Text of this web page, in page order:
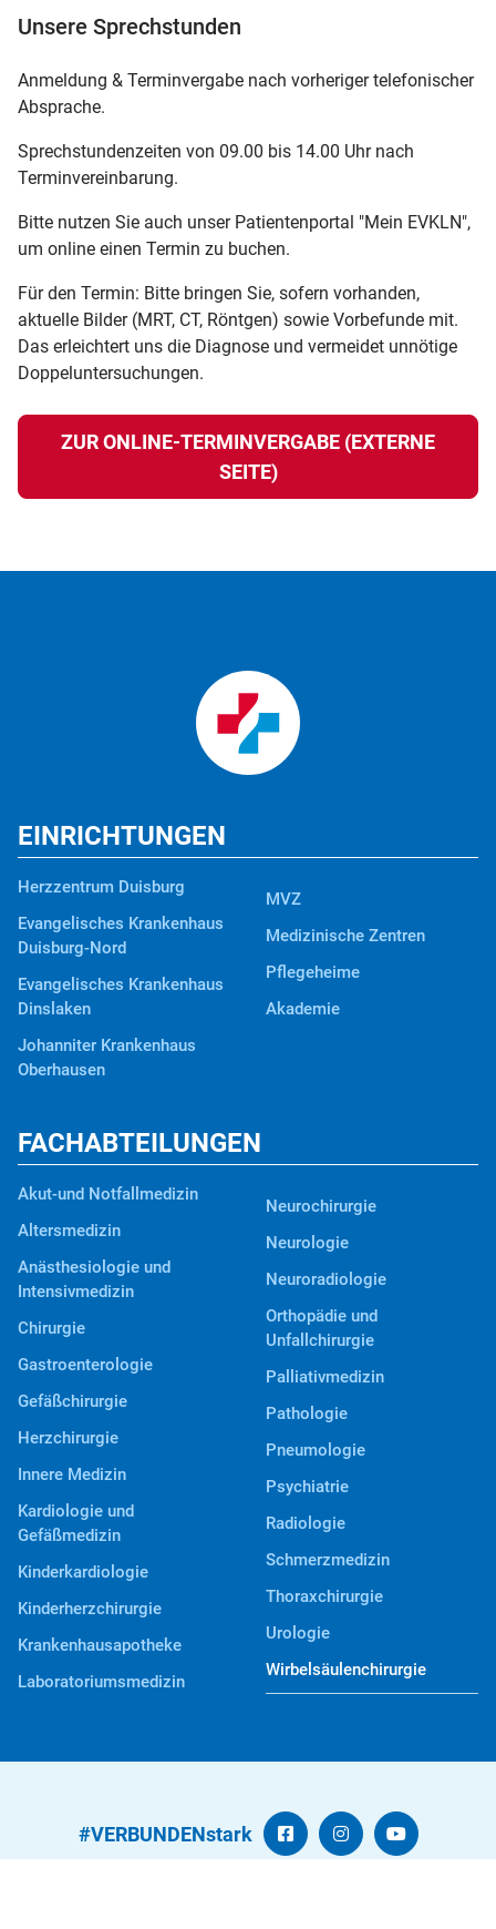
Unsere Sprechstunden
Anmeldung & Terminvergabe nach vorheriger telefonischer
Absprache.
Sprechstundenzeiten von 09.00 bis 14.00 Uhr nach
Terminvereinbarung.
Bitte nutzen Sie auch unser Patientenportal "Mein EVKLN",
um online einen Termin zu buchen.
Für den Termin: Bitte bringen Sie, sofern vorhanden,
aktuelle Bilder (MRT, CT, Röntgen) sowie Vorbefunde mit.
Das erleichtert uns die Diagnose und vermeidet unnötige
Doppeluntersuchungen.
ZUR ONLINE-TERMINVERGABE (EXTERNE
SEITE)
EINRICHTUNGEN
Herzzentrum Duisburg
Evangelisches Krankenhaus
Duisburg-Nord
Evangelisches Krankenhaus
Dinslaken
Johanniter Krankenhaus
Oberhausen
MVZ
Medizinische Zentren
Pflegeheime
Akademie
FACHABTEILUNGEN
Akut-und Notfallmedizin
Altersmedizin
Anästhesiologie und
Intensivmedizin
Chirurgie
Gastroenterologie
Gefäßchirurgie
Herzchirurgie
Innere Medizin
Kardiologie und
Gefäßmedizin
Kinderkardiologie
Kinderherzchirurgie
Krankenhausapotheke
Laboratoriumsmedizin
Neurochirurgie
Neurologie
Neuroradiologie
Orthopädie und
Unfallchirurgie
Palliativmedizin
Pathologie
Pneumologie
Psychiatrie
Radiologie
Schmerzmedizin
Thoraxchirurgie
Urologie
Wirbelsäulenchirurgie
#VERBUNDENstark